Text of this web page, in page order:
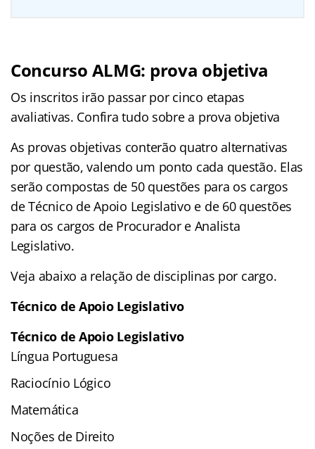
Concurso ALMG: prova objetiva
Os inscritos irão passar por cinco etapas
avaliativas. Confira tudo sobre a prova objetiva
As provas objetivas conterão quatro alternativas
por questão, valendo um ponto cada questão. Elas
serão compostas de 50 questões para os cargos
de Técnico de Apoio Legislativo e de 60 questões
para os cargos de Procurador e Analista
Legislativo.
Veja abaixo a relação de disciplinas por cargo.
Técnico de Apoio Legislativo
Técnico de Apoio Legislativo
Língua Portuguesa
Raciocínio Lógico
Matemática
Noções de Direito